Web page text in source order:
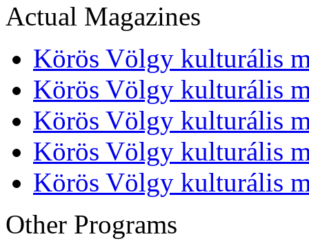
Actual Magazines
Körös Völgy kulturális
Körös Völgy kulturális
Körös Völgy kulturális
Körös Völgy kulturális
Körös Völgy kulturális
Other Programs